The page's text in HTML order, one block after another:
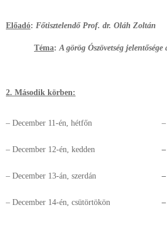
Előadó: Főtisztelendő Prof. dr. Oláh Zoltán
Téma:A görög Ószövetség jelentősége
2. Második körben:
– December 11-én, hétfőn –
– December 12-én, kedden –
– December 13-án, szerdán –
– December 14-én, csütörtökön –